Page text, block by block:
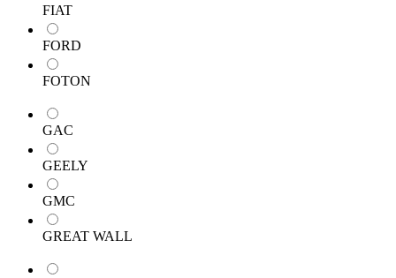
FIAT
FORD
FOTON
GAC
GEELY
GMC
GREAT WALL